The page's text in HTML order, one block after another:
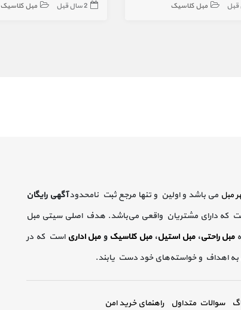
مبل کلاسیک 2 سال قبل مبل کلاسیک
مبل می باشد و اولین و تنها مرجع ثبت نامحدودآگهی رایگان
که دارای مشتریان واقعی می‌باشد. هدف اصلی سیتی مبل
مبل راحتی،مبل استیل،مبل کلاسیک ومبل اداری است که در
به اهداف و خواسته‌های خود دست یابند.
سوالات متداول راهنمای خرید امن